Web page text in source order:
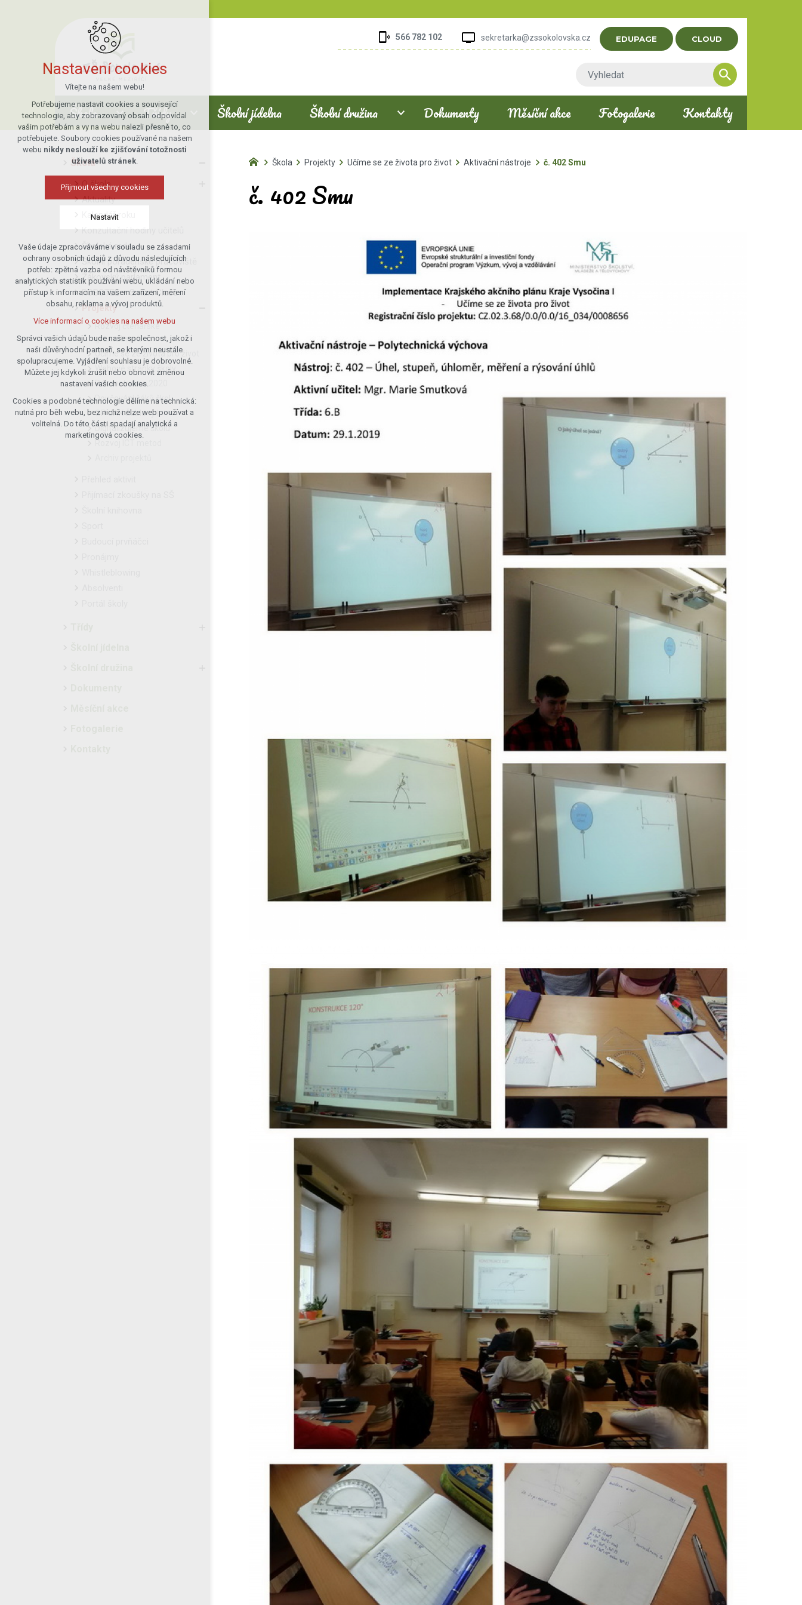
566 782 102 sekretarka@zssokolovska.cz EDUPAGE CLOUD
Škola Třídy Školní jídelna Školní družina Dokumenty Měsíční akce Fotogalerie Kontakty
Škola
O škole
Aktuality
Kalendář roku
Konzultační hodiny učitelů
Školská rada
Školní poradenské pracoviště
Žákovský parlament
ROBOTEL – Smart Class
Projekty
Rozvoj čtenářské
gramotnosti
Učíme se ze života pro život
Webové stránky školy
Rekonstrukce 2020
Doučování žáků škol
OP JAK Šablony I
Digitalizujeme školu
Škola Projekty Učíme se ze života pro život Aktivační nástroje č. 402 Smu
č. 402 Smu
Nastavení cookies
Vítejte na našem webu!
Potřebujeme nastavit cookies a související
technologie, aby zobrazovaný obsah odpovídal
vašim potřebám a vy na webu nalezli přesně to, co
potřebujete. Soubory cookies používané na našem
webu nikdy neslouží ke zjišťování totožnosti
uživatelů stránek.
Přijmout všechny cookies
Nastavit
Technická cookies
nutná pro provozování webu
udržení kontextu stránek (session):
případná přihlášení, volby jazyka, apod.
Volitelná cookies
analytická pro anonymizované
vyhodnocení návštěvnosti
marketingová cookies (Google)
Více informací o cookies na našem webu
Přijmout všechny cookies
Odmítnout vše
Vaše údaje zpracováváme v souladu se zásadami
ochrany osobních údajů z důvodu následujících
potřeb: zpětná vazba od návštěvníků formou
analytických statistik používání webu, ukládání nebo
přístup k informacím na vašem zařízení, měření
obsahu, reklama a vývoj produktů.
Více informací o cookies na našem webu
Správci vašich údajů bude naše společnost, jakož i
naši důvěryhodní partneři, se kterými neustále
spolupracujeme. Vyjádření souhlasu je dobrovolné.
Můžete jej kdykoli zrušit nebo obnovit změnou
nastavení vašich cookies.
Cookies a podobné technologie dělíme na technická:
nutná pro běh webu, bez nichž nelze web používat a
volitelná. Do této části spadají analytická a
marketingová cookies.